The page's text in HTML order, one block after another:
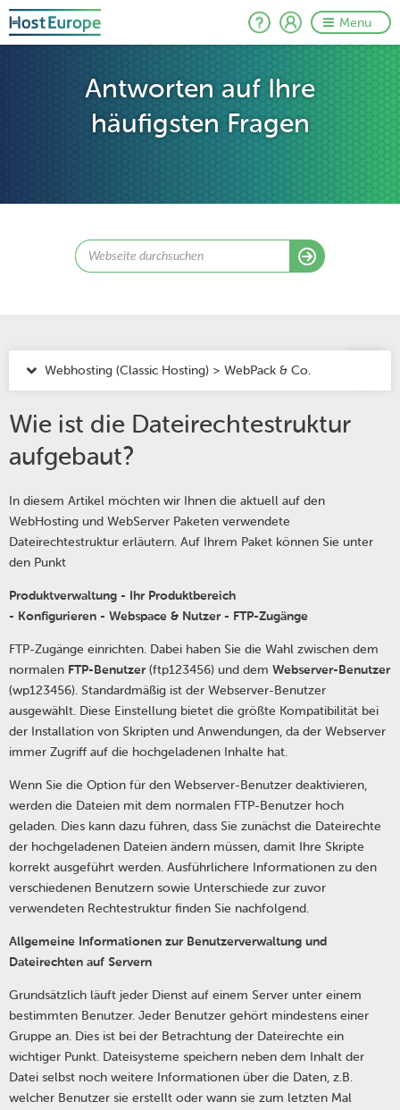
Menu
Antworten auf Ihre
häufigsten Fragen
Webhosting (Classic Hosting) > WebPack & Co.
Wie ist die Dateirechtestruktur
aufgebaut?
In diesem Artikel möchten wir Ihnen die aktuell auf den
WebHosting und WebServer Paketen verwendete
Dateirechtestruktur erläutern. Auf Ihrem Paket können Sie unter
den Punkt
Produktverwaltung - Ihr Produktbereich
- Konfigurieren - Webspace & Nutzer - FTP-Zugänge
FTP-Zugänge einrichten. Dabei haben Sie die Wahl zwischen dem
normalen FTP-Benutzer (ftp123456) und dem Webserver-Benutzer
(wp123456). Standardmäßig ist der Webserver-Benutzer
ausgewählt. Diese Einstellung bietet die größte Kompatibilität bei
der Installation von Skripten und Anwendungen, da der Webserver
immer Zugriff auf die hochgeladenen Inhalte hat.
Wenn Sie die Option für den Webserver-Benutzer deaktivieren,
werden die Dateien mit dem normalen FTP-Benutzer hoch
geladen. Dies kann dazu führen, dass Sie zunächst die Dateirechte
der hochgeladenen Dateien ändern müssen, damit Ihre Skripte
korrekt ausgeführt werden. Ausführlichere Informationen zu den
verschiedenen Benutzern sowie Unterschiede zur zuvor
verwendeten Rechtestruktur finden Sie nachfolgend.
Allgemeine Informationen zur Benutzerverwaltung und
Dateirechten auf Servern
Grundsätzlich läuft jeder Dienst auf einem Server unter einem
bestimmten Benutzer. Jeder Benutzer gehört mindestens einer
Gruppe an. Dies ist bei der Betrachtung der Dateirechte ein
wichtiger Punkt. Dateisysteme speichern neben dem Inhalt der
Datei selbst noch weitere Informationen über die Daten, z.B.
welcher Benutzer sie erstellt oder wann sie zum letzten Mal